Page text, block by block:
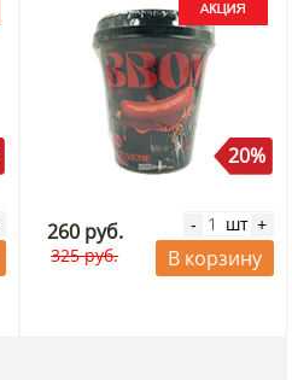
20%
260 руб.
325 руб.
- шт +
В корзину